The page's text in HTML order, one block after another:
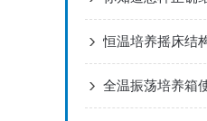
恒温培养摇床结